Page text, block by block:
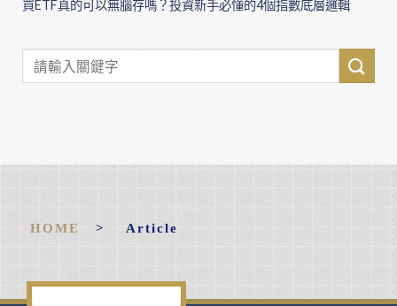
買ETF真的可以無腦存嗎？投資新手必懂的4個指數底層邏輯
HOME > Article